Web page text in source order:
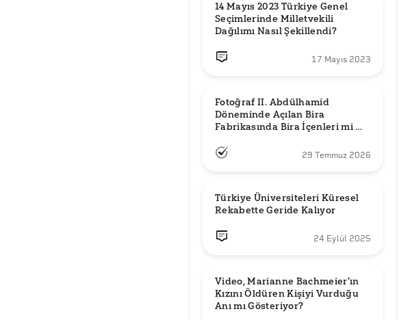
14 Mayıs 2023 Türkiye Genel
Seçimlerinde Milletvekili
Dağılımı Nasıl Şekillendi?
17 Mayıs 2023
Fotoğraf II. Abdülhamid
Döneminde Açılan Bira
Fabrikasında Bira İçenleri mi
29 Temmuz 2026
Türkiye Üniversiteleri Küresel
Rekabette Geride Kalıyor
24 Eylül 2025
Video, Marianne Bachmeier'ın
Kızını Öldüren Kişiyi Vurduğu